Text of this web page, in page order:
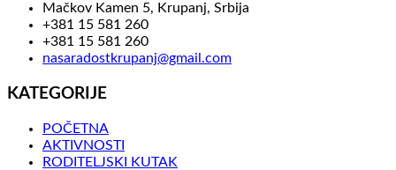
Mačkov Kamen 5, Krupanj, Srbija
+381 15 581 260
+381 15 581 260
nasaradostkrupanj@gmail.com
KATEGORIJE
POČETNA
AKTIVNOSTI
RODITELJSKI KUTAK